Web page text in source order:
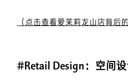
（点击查看爱茉莉龙山店背后
#Retail Design：空间